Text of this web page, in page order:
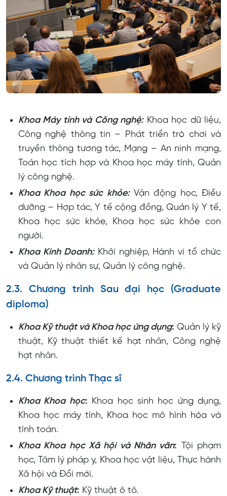
Khoa Máy tính và Công nghệ:Khoa học dữ liệu,
Công nghệ thông tin – Phát triển trò chơi và
truyền thông tương tác, Mạng – An ninh mạng,
Toán học tích hợp và Khoa học máy tính, Quản
lý công nghệ.
Khoa Khoa học sức khỏe:Vận động học, Điều
dưỡng – Hợp tác, Y tế cộng đồng, Quản lý Y tế,
Khoa học sức khỏe, Khoa học sức khỏe con
người.
Khoa Kinh Doanh:Khởi nghiệp, Hành vi tổ chức
và Quản lý nhân sự, Quản lý công nghệ.
2.3. Chương trình Sau đại học (Graduate
diploma)
Khoa Kỹ thuật và Khoa học ứng dụng: Quản lý kỹ
thuật, Kỹ thuật thiết kế hạt nhân, Công nghệ
hạt nhân.
2.4. Chương trình Thạc sĩ
Khoa Khoa học: Khoa học sinh học ứng dụng,
Khoa học máy tính, Khoa học mô hình hóa và
tính toán.
Khoa Khoa học Xã hội và Nhân văn: Tội phạm
học, Tâm lý pháp y, Khoa học vật liệu, Thực hành
Xã hội và Đổi mới.
Khoa Kỹ thuật: Kỹ thuật ô tô.